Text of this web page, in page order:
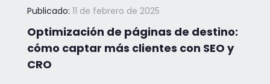
Publicado: 11 de febrero de 2025
Optimización de páginas de destino:
cómo captar más clientes con SEO y
CRO